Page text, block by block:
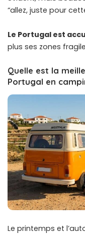
“allez, juste pour
Le Portugal est
plus ses zones
Quelle est la
Portugal en
Le printemps et